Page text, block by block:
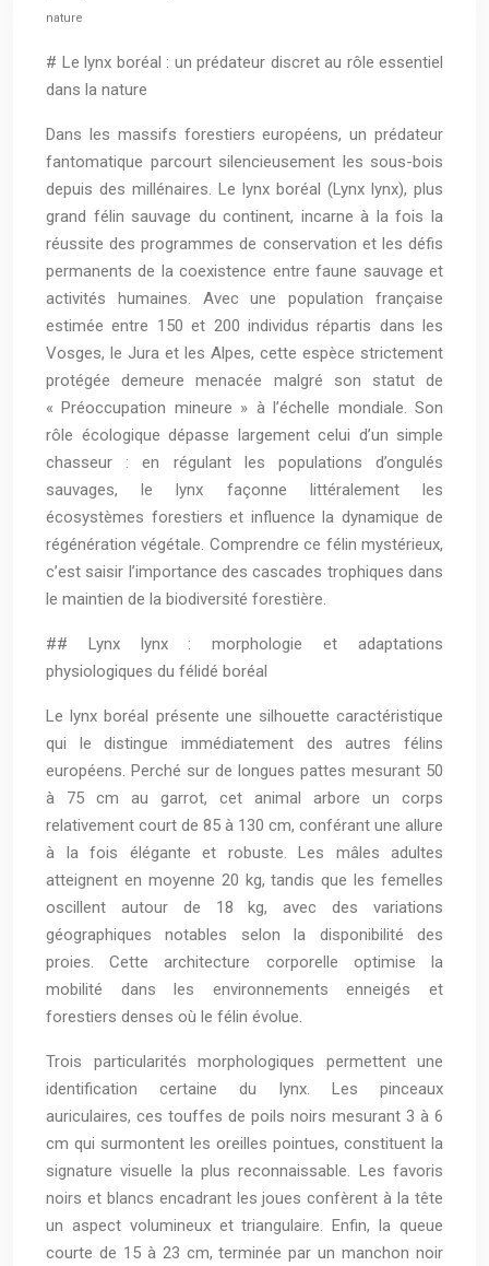
nature
# Le lynx boréal : un prédateur discret au rôle essentiel
dans la nature
Dans les massifs forestiers européens, un prédateur
fantomatique parcourt silencieusement les sous-bois
depuis des millénaires. Le lynx boréal (Lynx lynx), plus
grand félin sauvage du continent, incarne à la fois la
réussite des programmes de conservation et les défis
permanents de la coexistence entre faune sauvage et
activités humaines. Avec une population française
estimée entre 150 et 200 individus répartis dans les
Vosges, le Jura et les Alpes, cette espèce strictement
protégée demeure menacée malgré son statut de
« Préoccupation mineure » à l’échelle mondiale. Son
rôle écologique dépasse largement celui d’un simple
chasseur : en régulant les populations d’ongulés
sauvages, le lynx façonne littéralement les
écosystèmes forestiers et influence la dynamique de
régénération végétale. Comprendre ce félin mystérieux,
c’est saisir l’importance des cascades trophiques dans
le maintien de la biodiversité forestière.
## Lynx lynx : morphologie et adaptations
physiologiques du félidé boréal
Le lynx boréal présente une silhouette caractéristique
qui le distingue immédiatement des autres félins
européens. Perché sur de longues pattes mesurant 50
à 75 cm au garrot, cet animal arbore un corps
relativement court de 85 à 130 cm, conférant une allure
à la fois élégante et robuste. Les mâles adultes
atteignent en moyenne 20 kg, tandis que les femelles
oscillent autour de 18 kg, avec des variations
géographiques notables selon la disponibilité des
proies. Cette architecture corporelle optimise la
mobilité dans les environnements enneigés et
forestiers denses où le félin évolue.
Trois particularités morphologiques permettent une
identification certaine du lynx. Les pinceaux
auriculaires, ces touffes de poils noirs mesurant 3 à 6
cm qui surmontent les oreilles pointues, constituent la
signature visuelle la plus reconnaissable. Les favoris
noirs et blancs encadrant les joues confèrent à la tête
un aspect volumineux et triangulaire. Enfin, la queue
courte de 15 à 23 cm, terminée par un manchon noir